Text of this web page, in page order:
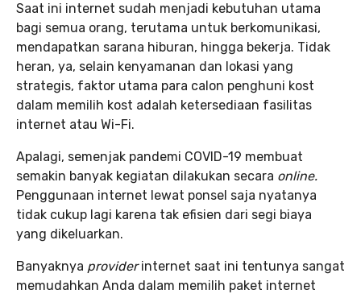
Saat ini internet sudah menjadi kebutuhan utama
bagi semua orang, terutama untuk berkomunikasi,
mendapatkan sarana hiburan, hingga bekerja. Tidak
heran, ya, selain kenyamanan dan lokasi yang
strategis, faktor utama para calon penghuni kost
dalam memilih kost adalah ketersediaan fasilitas
internet atau Wi-Fi.
Apalagi, semenjak pandemi COVID-19 membuat
semakin banyak kegiatan dilakukan secara online.
Penggunaan internet lewat ponsel saja nyatanya
tidak cukup lagi karena tak efisien dari segi biaya
yang dikeluarkan.
Banyaknya providerinternet saat ini tentunya sangat
memudahkan Anda dalam memilih paket internet